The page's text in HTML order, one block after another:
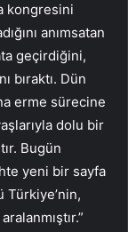
kongresini
anımsatan
geçirdiğini,
bıraktı. Dün
erme sürecine
dolu bir
Bugün
yeni bir sayfa
Türkiye’nin,